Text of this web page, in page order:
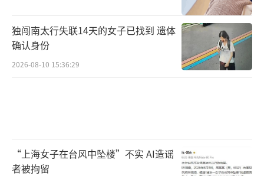
独闯南太行失联14天的女子已找到 遗体
确认身份
2026-08-10 15:36:29
“上海女子在台风中坠楼”不实 AI造谣
者被拘留